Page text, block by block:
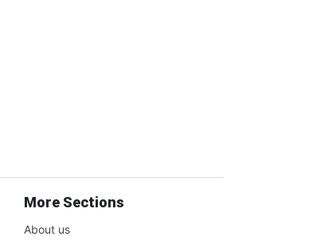
More Sections
About us